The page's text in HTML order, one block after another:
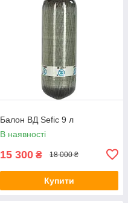
Балон ВД Sefic 9 л
В наявності
15 300 ₴ 18 000 ₴
Купити